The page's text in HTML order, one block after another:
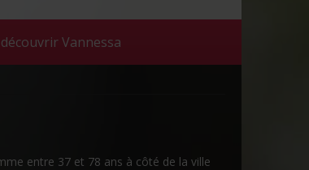
Vannessa
entre 37 et 78 ans à côté de la ville